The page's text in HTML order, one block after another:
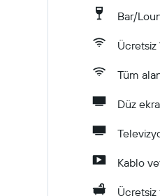
Bar/
Ücretsiz
Tüm
Düz
Kablo